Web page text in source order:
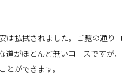
は払拭されました。ご覧の通りコ
がほとんど無いコースですが、
ができます。